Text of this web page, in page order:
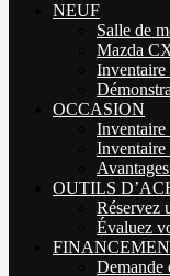
NEUF
Salle de
Mazda
Inventaire
OCCASION
Inventaire
Inventaire
OUTILS
Réservez
Évaluez
Demande